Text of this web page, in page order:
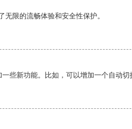
限的流畅体验和安全性保护。
些新功能。比如，可以增加一个自动